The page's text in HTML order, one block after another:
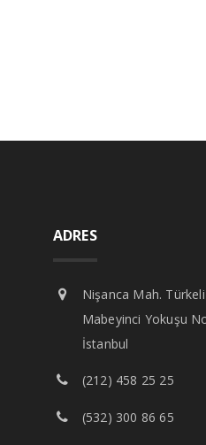
ADRES
Nişanca Mah.
Mabeyinci Yokuşu
İstanbul
(212) 458 25 25
(532) 300 86 65